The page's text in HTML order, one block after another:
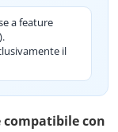
a feature
il
con